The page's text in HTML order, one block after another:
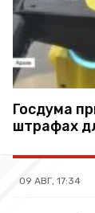
Госдума
штрафах
09 АВГ, 17:34